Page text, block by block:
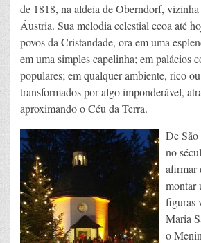
de 1818, na aldeia de Oberndorf,
Áustria. Sua melodia celestial ecoa até
povos da Cristandade, ora em uma
em uma simples capelinha; em palácios
populares; em qualquer ambiente, rico
transformados por algo imponderável,
aproximando o Céu da Terra.
De
no
afirmar
montar
figuras
Maria
o